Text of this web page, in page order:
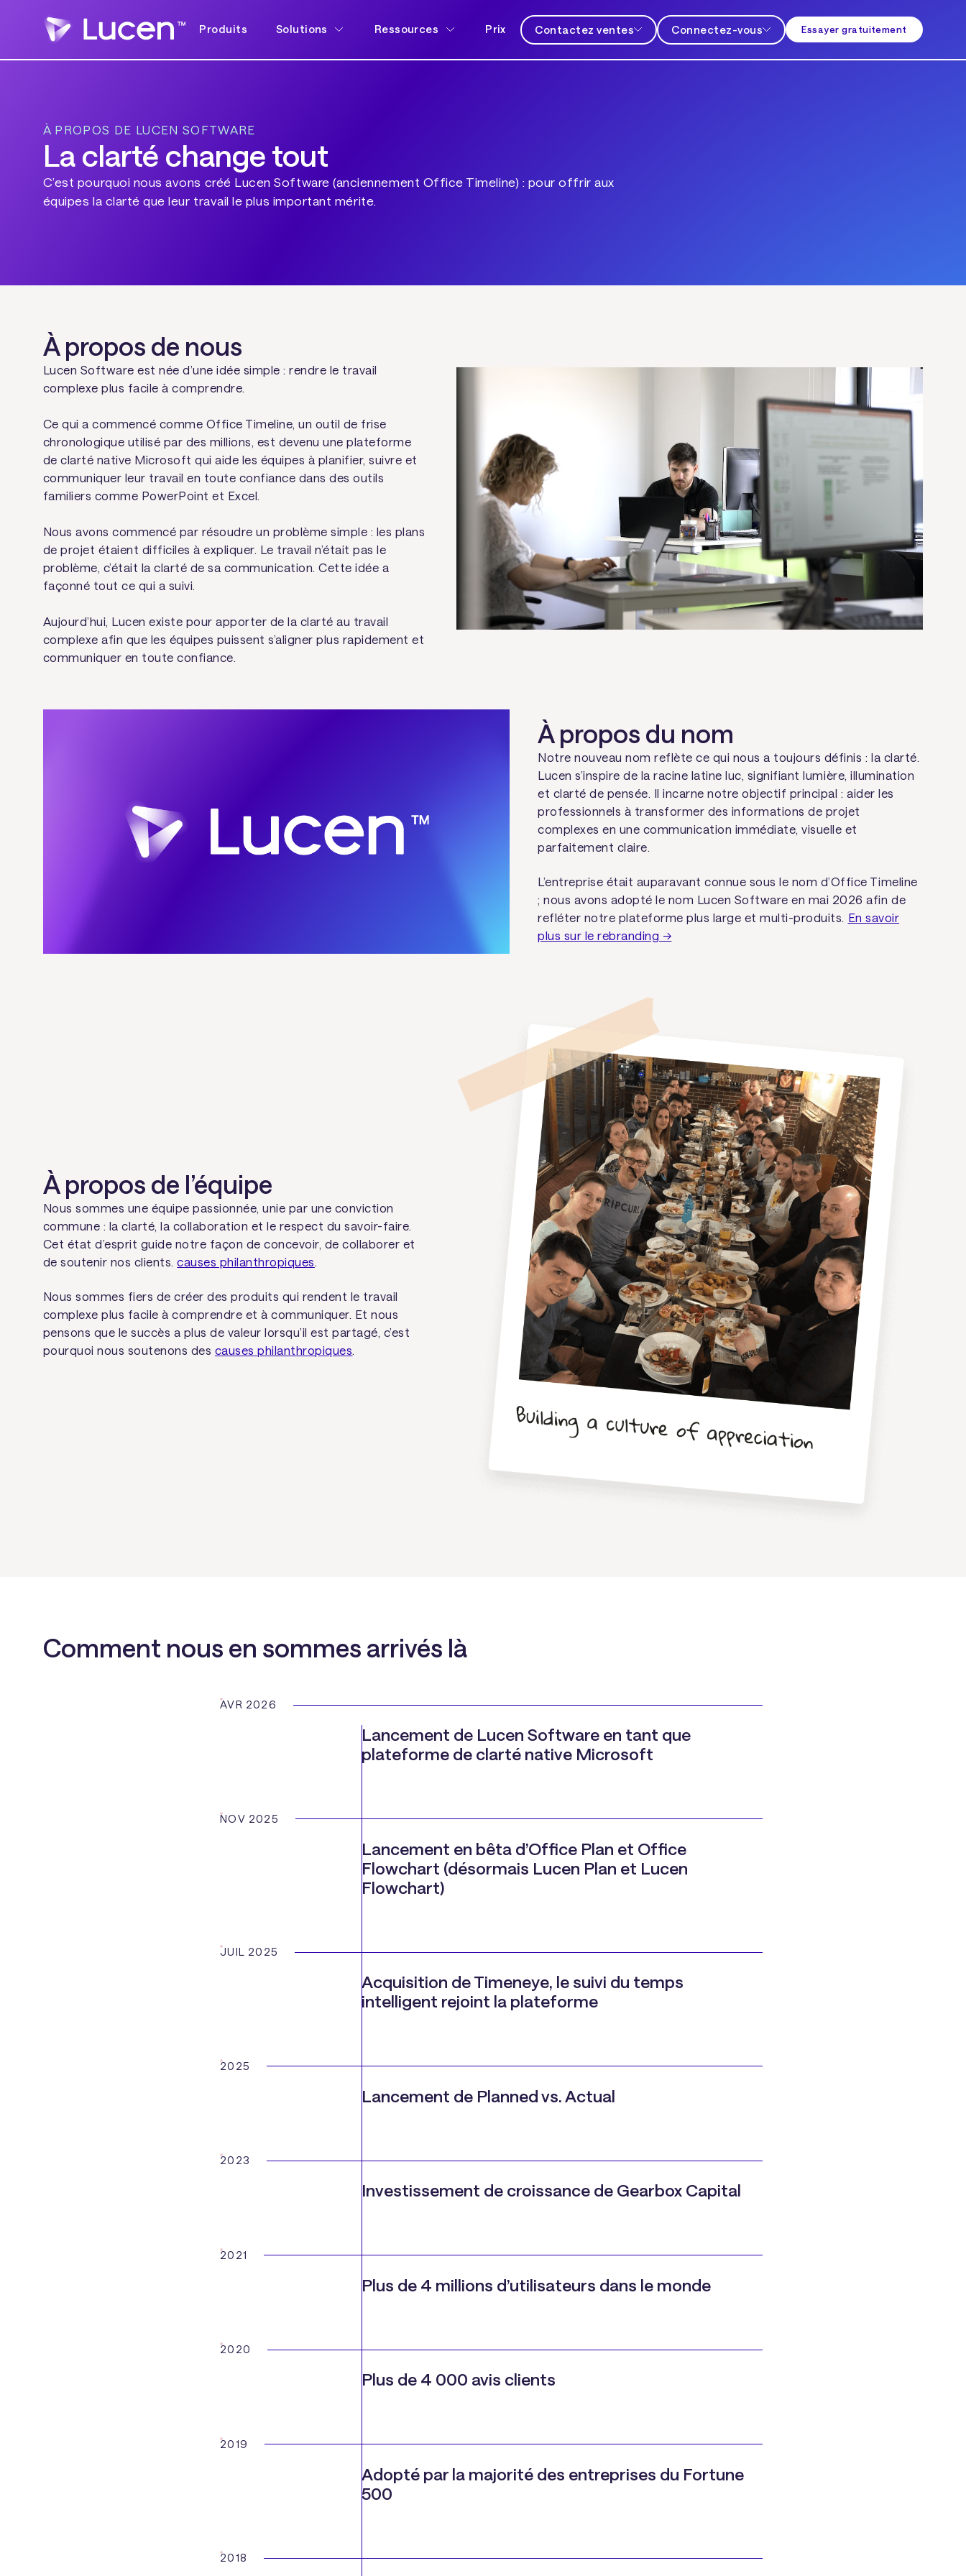
Produits Solutions Ressources Prix Contactez ventes Connectez-vous Essayer gratuitement
À PROPOS DE LUCEN SOFTWARE
La clarté change tout
C’est pourquoi nous avons créé Lucen Software (anciennement Office Timeline) : pour offrir aux
équipes la clarté que leur travail le plus important mérite.
À propos de nous
Lucen Software est née d’une idée simple : rendre le travail
complexe plus facile à comprendre.
Ce qui a commencé comme Office Timeline, un outil de frise
chronologique utilisé par des millions, est devenu une plateforme
de clarté native Microsoft qui aide les équipes à planifier, suivre et
communiquer leur travail en toute confiance dans des outils
familiers comme PowerPoint et Excel.
Nous avons commencé par résoudre un problème simple : les plans
de projet étaient difficiles à expliquer. Le travail n’était pas le
problème, c’était la clarté de sa communication. Cette idée a
façonné tout ce qui a suivi.
Aujourd’hui, Lucen existe pour apporter de la clarté au travail
complexe afin que les équipes puissent s’aligner plus rapidement et
communiquer en toute confiance.
À propos du nom
Notre nouveau nom reflète ce qui nous a toujours définis : la clarté.
Lucen s’inspire de la racine latineluc, signifiant lumière, illumination
et clarté de pensée. Il incarne notre objectif principal : aider les
professionnels à transformer des informations de projet
complexes en une communication immédiate, visuelle et
parfaitement claire.
L’entreprise était auparavant connue sous le nom d’Office Timeline
; nous avons adopté le nom Lucen Software en mai 2026 afin de
refléter notre plateforme plus large et multi-produits. En savoir
plus sur le rebranding →
À propos de l’équipe
Nous sommes une équipe passionnée, unie par une conviction
commune : la clarté, la collaboration et le respect du savoir-faire.
Cet état d’esprit guide notre façon de concevoir, de collaborer et
de soutenir nos clients.causes philanthropiques.
Nous sommes fiers de créer des produits qui rendent le travail
complexe plus facile à comprendre et à communiquer. Et nous
pensons que le succès a plus de valeur lorsqu’il est partagé, c’est
pourquoi nous soutenons des causes philanthropiques
Comment nous en sommes arrivés là
AVR 2026
Lancement de Lucen Software en tant que
plateforme de clarté native Microsoft
NOV 2025
Lancement en bêta d’Office Plan et Office
Flowchart (désormais Lucen Plan et Lucen
Flowchart)
JUIL 2025
Acquisition de Timeneye, le suivi du temps
intelligent rejoint la plateforme
2025
Lancement de Planned vs. Actual
2023
Investissement de croissance de Gearbox Capital
2021
Plus de 4 millions d’utilisateurs dans le monde
2020
Plus de 4 000 avis clients
2019
Adopté par la majorité des entreprises du Fortune
500
2018